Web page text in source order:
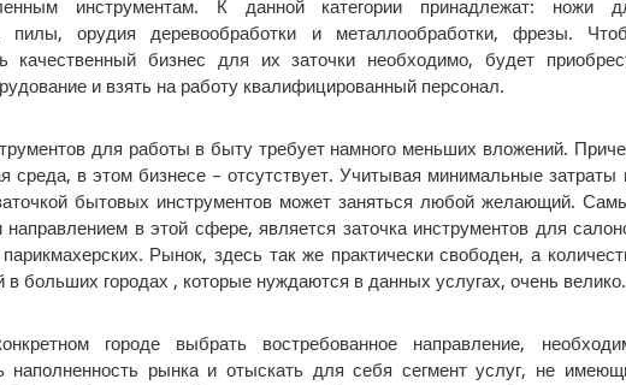
инструментам. К данной категории принадлежат: ножи
пилы, орудия деревообработки и металлообработки, фрезы.
качественный бизнес для их заточки необходимо, будет
и взять на работу квалифицированный персонал.
для работы в быту требует намного меньших вложений.
среда, в этом бизнесе – отсутствует. Учитывая минимальные затраты
бытовых инструментов может заняться любой желающий.
в этой сфере, является заточка инструментов для
Рынок, здесь так же практически свободен, а
в больших городах , которые нуждаются в данных услугах, очень велико.
городе выбрать востребованное направление,
наполненность рынка и отыскать для себя сегмент услуг, не